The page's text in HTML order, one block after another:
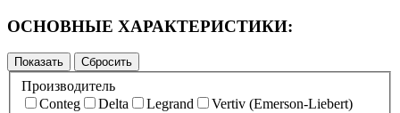
ОСНОВНЫЕ ХАРАКТЕРИСТИКИ:
Производитель
Conteg
Delta Legrand Vertiv (Emerson-Liebert)